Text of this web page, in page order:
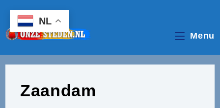
inhoud
Menu
Zaandam
NL